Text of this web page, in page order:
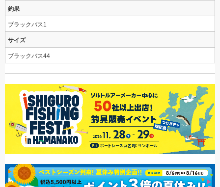
釣果
ブラックバス1
サイズ
ブラックバス44